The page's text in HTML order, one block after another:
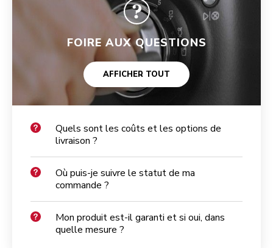
FOIRE AUX QUESTIONS
AFFICHER TOUT
Quels sont les coûts et les options de
livraison ?
Où puis-je suivre le statut de ma
commande ?
Mon produit est-il garanti et si oui, dans
quelle mesure ?